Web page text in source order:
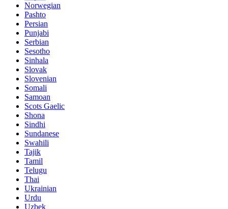
Norwegian
Pashto
Persian
Punjabi
Serbian
Sesotho
Sinhala
Slovak
Slovenian
Somali
Samoan
Scots Gaelic
Shona
Sindhi
Sundanese
Swahili
Tajik
Tamil
Telugu
Thai
Ukrainian
Urdu
Uzbek